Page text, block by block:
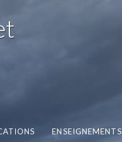
ENSEIGNEMENTS